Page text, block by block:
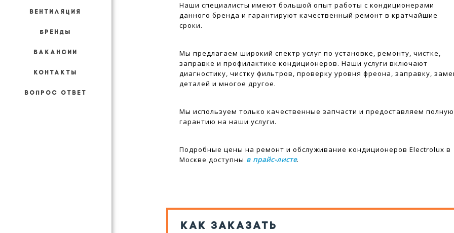
ВЕНТИЛЯЦИЯ
БРЕНДЫ
ВАКАНСИИ
КОНТАКТЫ
ВОПРОС ОТВЕТ
Наши специалисты имеют большой опыт работы с кондиционерами
данного бренда и гарантируют качественный ремонт в кратчайшие
сроки.
Мы предлагаем широкий спектр услуг по установке, ремонту, чистке,
заправке и профилактике кондиционеров. Наши услуги включают
диагностику, чистку фильтров, проверку уровня фреона, заправку,
деталей и многое другое.
Мы используем только качественные запчасти и предоставляем полную
гарантию на наши услуги.
Подробные цены на ремонт и обслуживание кондиционеров Electrolux в
Москве доступны в прайс-листе.
КАК ЗАКАЗАТЬ